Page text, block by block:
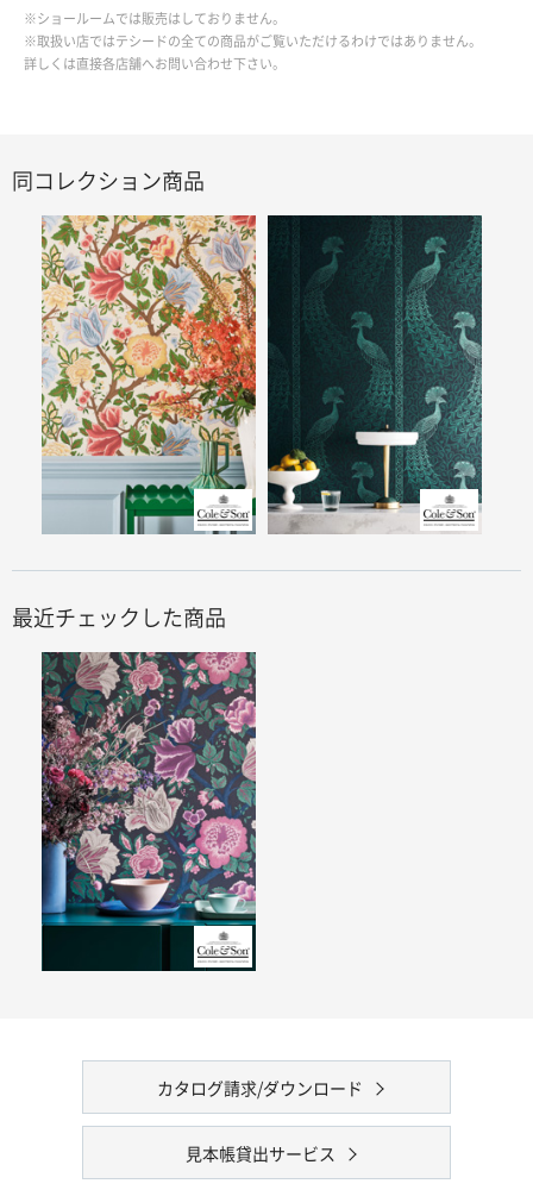
※ショールームでは販売はしておりません。
※取扱い店ではテシードの全ての商品がご覧いただけるわけではありません。
詳しくは直接各店舗へお問い合わせ下さい。
同コレクション商品
最近チェックした商品
カタログ請求/ダウンロード
見本帳貸出サービス